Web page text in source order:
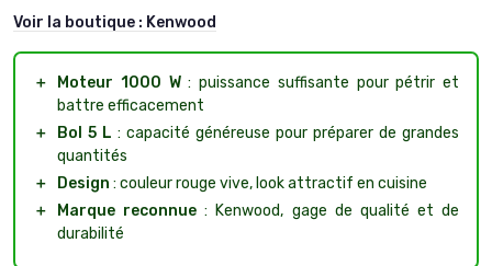
Voir la boutique : Kenwood
＋ Moteur 1000 W: puissance suffisante pour pétrir et
battre efficacement
＋
Bol 5 L : capacité généreuse pour préparer de grandes
quantités
＋
Design : couleur rouge vive, look attractif en cuisine
＋
Marque reconnue : Kenwood, gage de qualité et de
durabilité